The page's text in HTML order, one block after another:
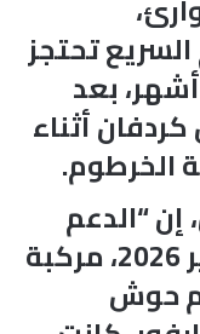
تحتجز
بعد
أثناء
الخرطوم.
“الدعم
السريع اعترضت، في 26 يناير 2026، مركبة
حوش